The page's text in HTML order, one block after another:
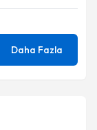
Daha Fazla